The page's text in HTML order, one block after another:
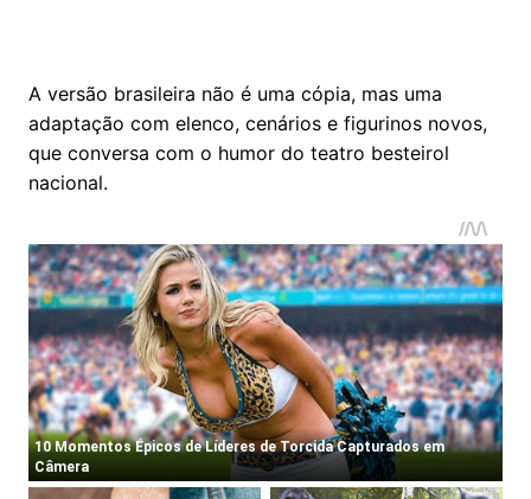
A versão brasileira não é uma cópia, mas uma
adaptação com elenco, cenários e figurinos novos,
que conversa com o humor do teatro besteirol
nacional.